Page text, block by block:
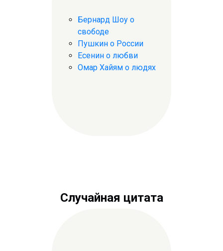
Бернард Шоу о
свободе
Пушкин о России
Есенин о любви
Омар Хайям о людях
Случайная цитата